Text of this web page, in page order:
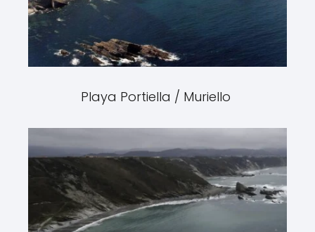
Playa Portiella / Muriello